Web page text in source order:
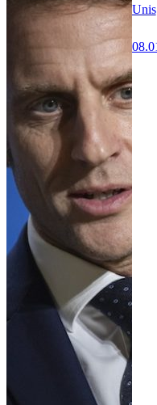
Unis